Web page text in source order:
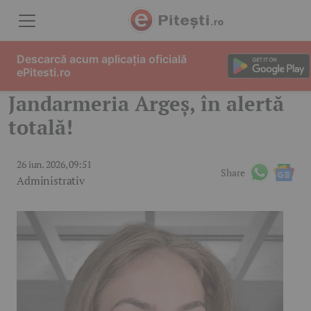
Jandarmeria Argeș, în alertă
totală!
26 iun. 2026, 09:51
Administrativ
Share
Descarcă acum aplicația oficială
ePitesti.ro